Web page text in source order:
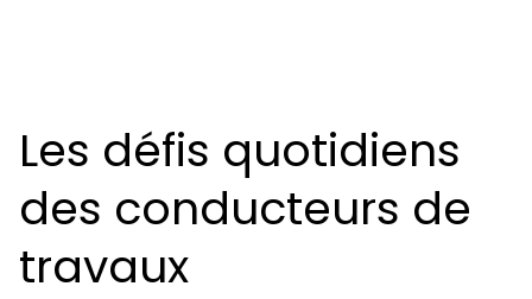
Les défis quotidiens
des conducteurs de
travaux